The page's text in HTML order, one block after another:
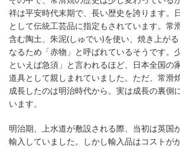
祥は平安時代末期で、長い歴史を誇ります。
として伝統工芸品に指定もされています。常
含む陶土、朱泥(しゅでい)を使い、焼き上が
なるため「赤物」と呼ばれているそうです。
といえば急須」と言われるほど、日本全国の
道具として親しまれていました。ただ、常滑
成長したのは明治時代から。実は成長の裏側
います。
明治期、上水道が敷設される際、当初は英国
輸入していました。しかし輸入品はコストが